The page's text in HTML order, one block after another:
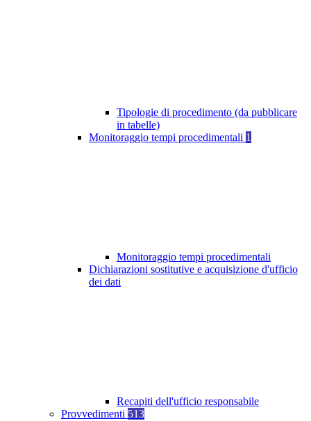
Tipologie di procedimento (da pubblicare
in tabelle)
Monitoraggio tempi procedimentali 1
Monitoraggio tempi procedimentali
Dichiarazioni sostitutive e acquisizione d'ufficio
dei dati
Recapiti dell'ufficio responsabile
Provvedimenti 513